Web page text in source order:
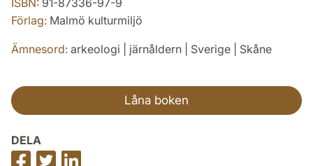
Förlag: Malmö kulturmiljö
Ämnesord: arkeologi | järnåldern | Sverige | Skåne
Låna boken
DELA
Dela Dela